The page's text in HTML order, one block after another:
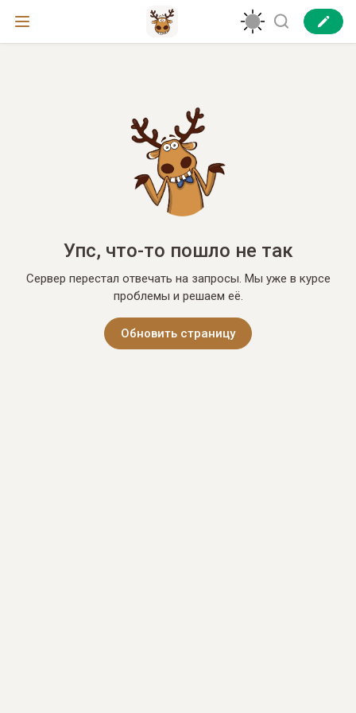
Упс, что-то пошло не так
Сервер перестал отвечать на запросы. Мы уже в курсе
проблемы и решаем её.
Обновить страницу